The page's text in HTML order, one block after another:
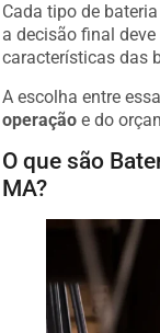
Cada tipo de
a decisão final
características das
A escolha entre
operação e do
O que são
MA?